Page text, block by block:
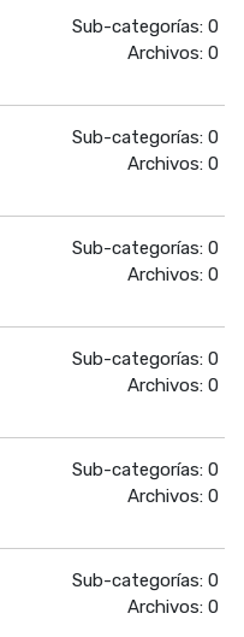
Sub-categorías: 0
Archivos: 0
Sub-categorías: 0
Archivos: 0
Sub-categorías: 0
Archivos: 0
Sub-categorías: 0
Archivos: 0
Sub-categorías: 0
Archivos: 0
Sub-categorías: 0
Archivos: 0